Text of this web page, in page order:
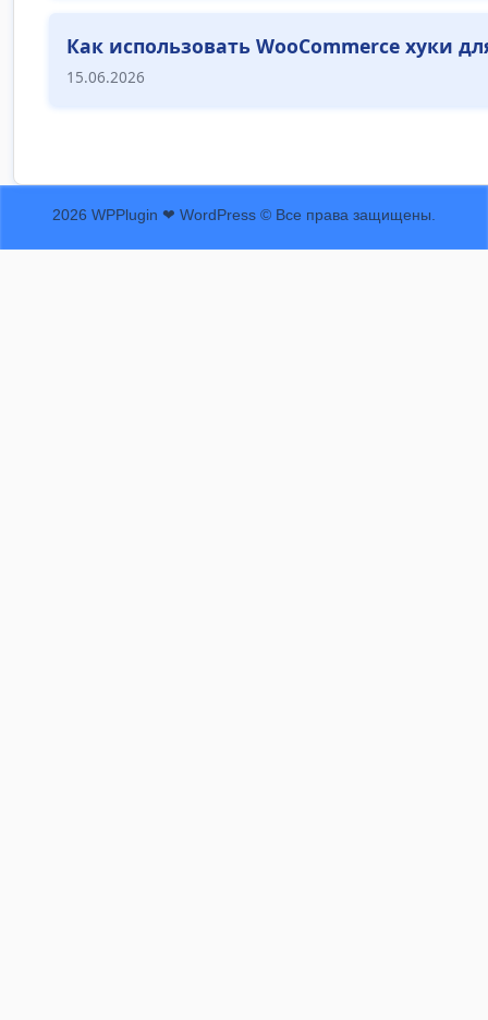
Как использовать WooCommerce хуки
15.06.2026
2026 WPPlugin ❤ WordPress © Все права защищены.